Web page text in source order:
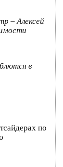
– Алексей
в
по